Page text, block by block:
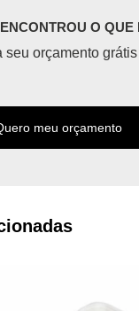
ENCONTROU O QUE
seu orçamento
meu orçamento